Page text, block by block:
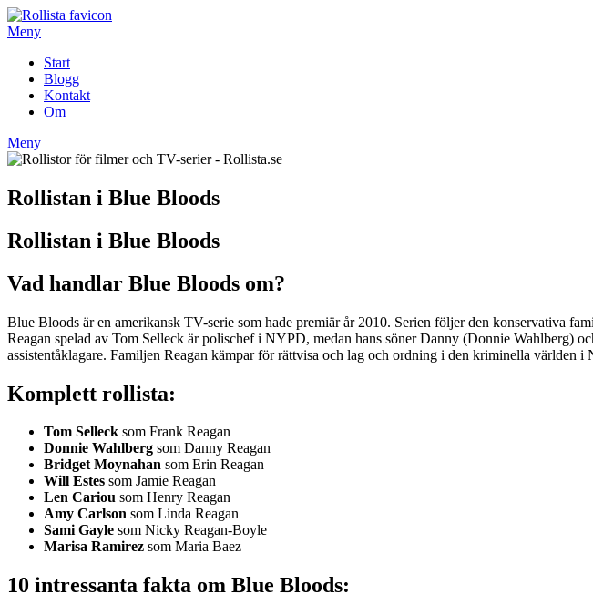
Hoppa
till
Meny
Start
Blogg
Kontakt
Om
Meny
Rollistan i Blue Bloods
Rollistan i Blue Bloods
Vad handlar Blue Bloods om?
Blue Bloods är en amerikansk TV-serie som hade premiär år 2010. Serien följer den konservativa
Reagan spelad av Tom Selleck är polischef i NYPD, medan hans söner Danny (Donnie Wahlberg)
assistentåklagare. Familjen Reagan kämpar för rättvisa och lag och ordning i den kriminella världen i
Komplett rollista:
Tom Selleck som Frank Reagan
Donnie Wahlberg som Danny Reagan
Bridget Moynahan som Erin Reagan
Will Estes som Jamie Reagan
Len Cariou som Henry Reagan
Amy Carlson som Linda Reagan
Sami Gayle som Nicky Reagan-Boyle
Marisa Ramirez som Maria Baez
10 intressanta fakta om Blue Bloods: